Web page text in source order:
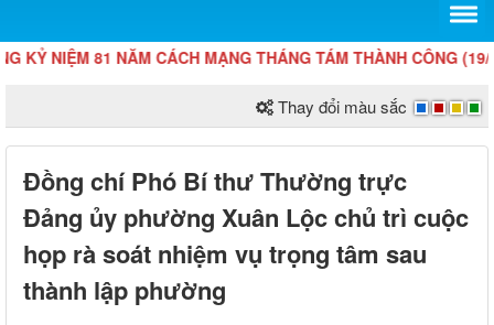
81 NĂM CÁCH MẠNG THÁNG TÁM THÀNH CÔNG (19/8/1945
Thay đổi màu sắc
Đồng chí Phó Bí thư Thường trực
Đảng ủy phường Xuân Lộc chủ trì cuộc
họp rà soát nhiệm vụ trọng tâm sau
thành lập phường